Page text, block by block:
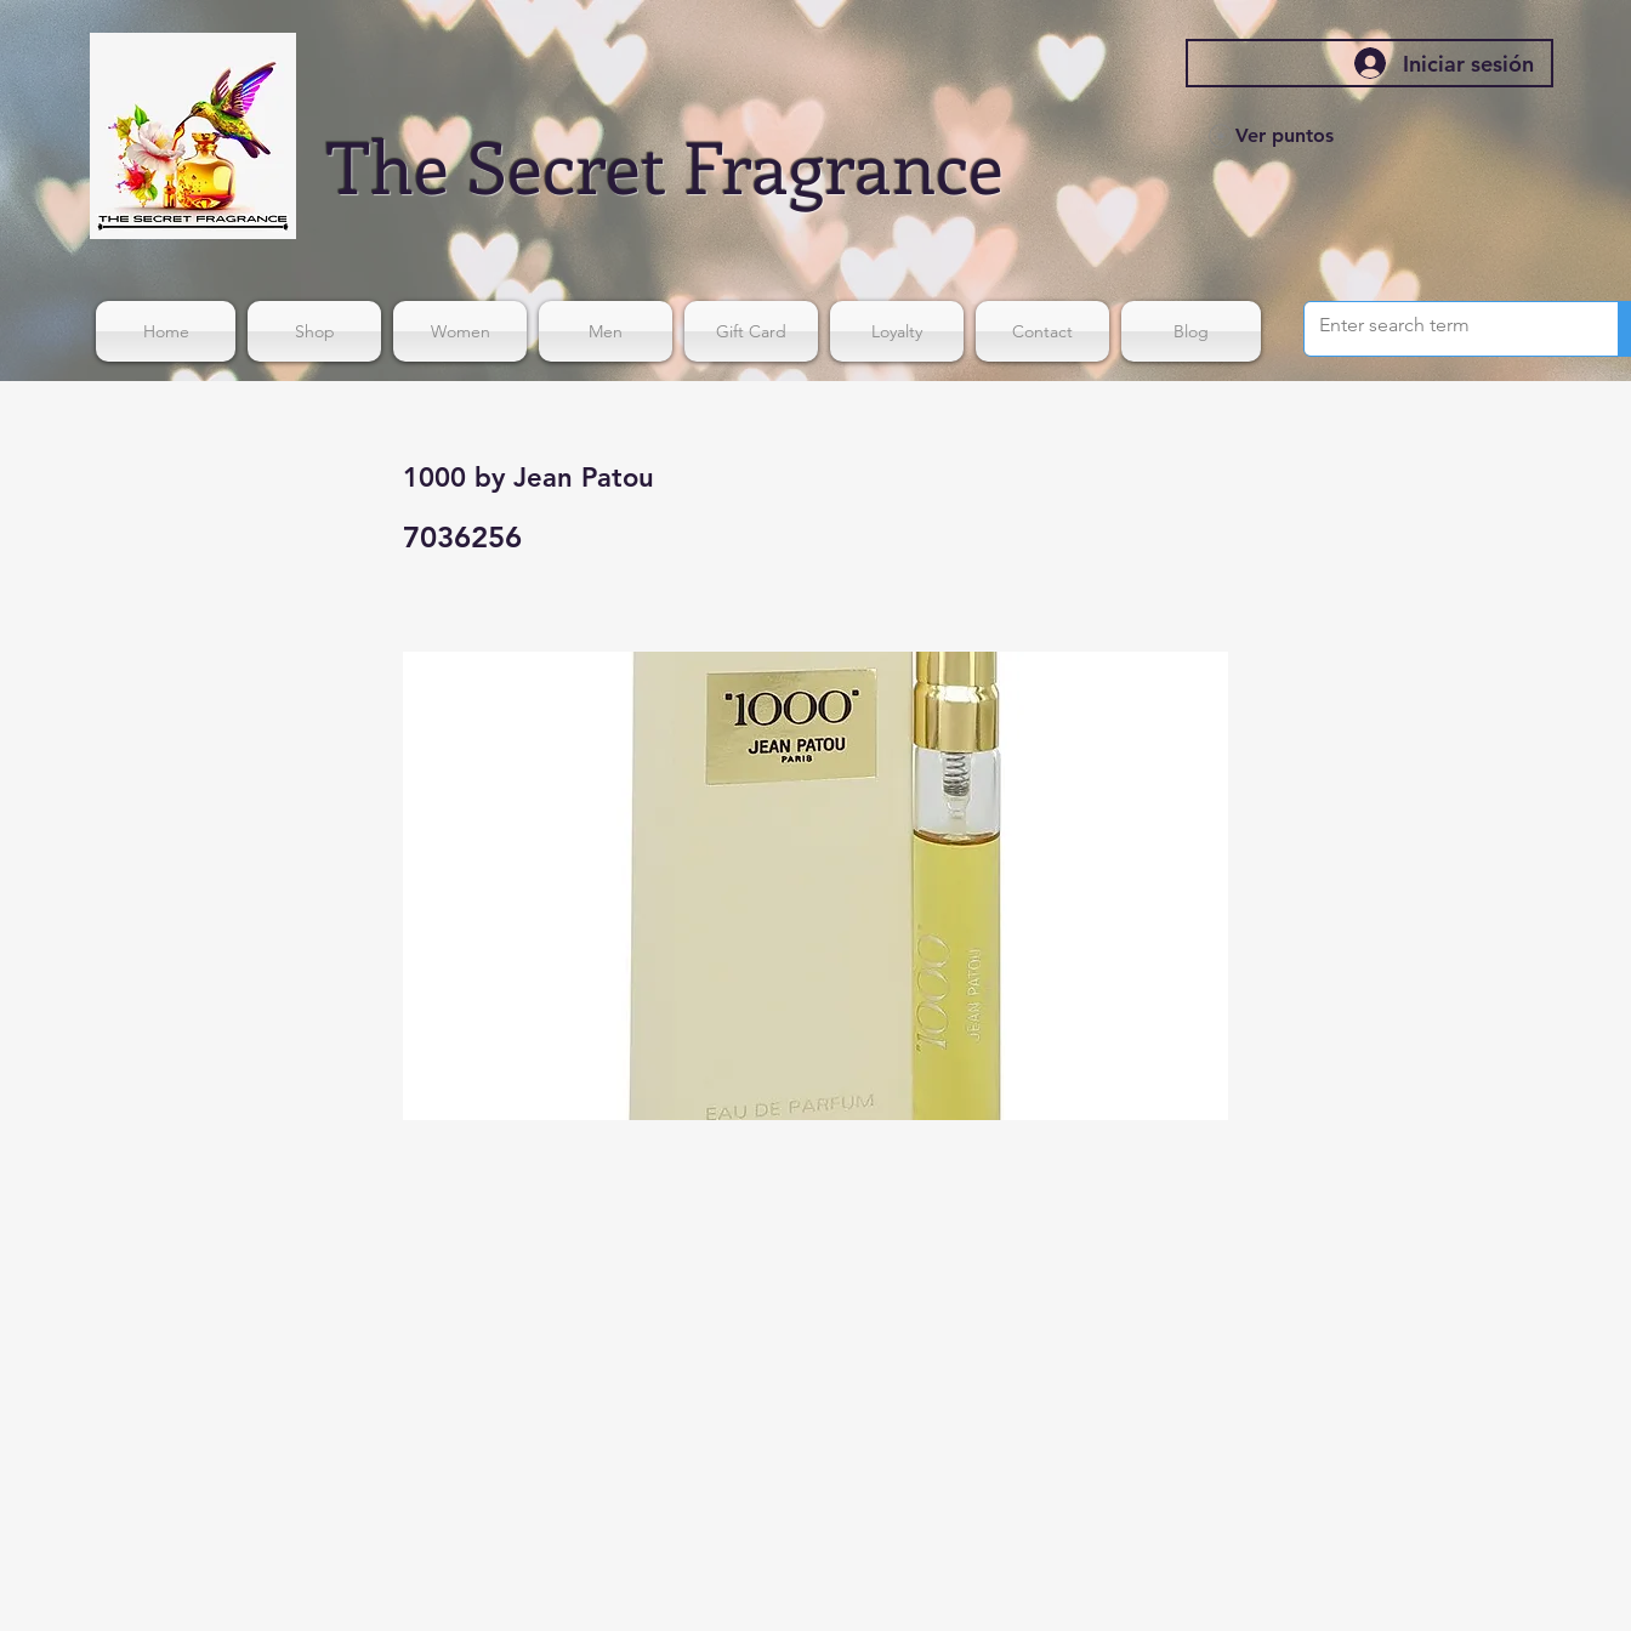
The Secret Fragrance
Iniciar sesión
Ver puntos
Home Shop Women Men Gift Card Loyalty Contact Blog
1000 by Jean Patou
7036256